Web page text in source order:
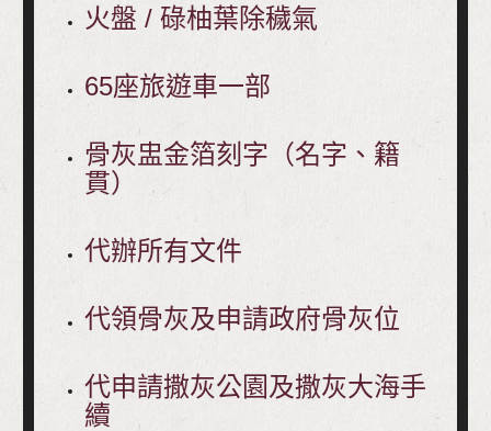
火盤 / 碌柚葉除穢氣
65座旅遊車一部
骨灰盅金箔刻字（名字、籍
貫）
代辦所有文件
代領骨灰及申請政府骨灰位
代申請撒灰公園及撒灰大海手
續